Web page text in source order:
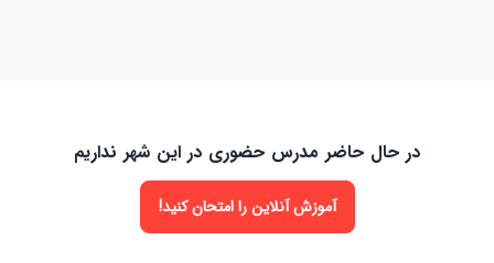
در حال حاضر مدرس حضوری در این شهر نداریم
آموزش آنلاین را امتحان کنید!